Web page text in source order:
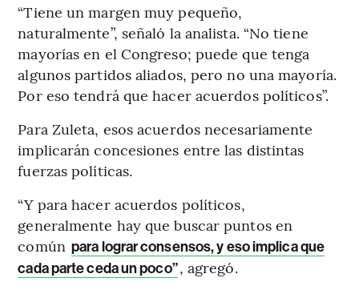
“Tiene un margen muy pequeño,
naturalmente”, señaló la analista. “No tiene
mayorías en el Congreso; puede que tenga
algunos partidos aliados, pero no una mayoría.
Por eso tendrá que hacer acuerdos políticos”.
Para Zuleta, esos acuerdos necesariamente
implicarán concesiones entre las distintas
fuerzas políticas.
“Y para hacer acuerdos políticos,
generalmente hay que buscar puntos en
común para lograr consensos, y eso implica que
cada parte ceda un poco”, agregó.